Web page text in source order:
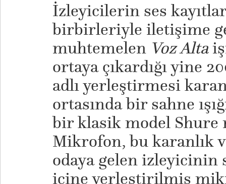
İzleyicilerin ses
birbirleriyle iletişime
muhtemelen Voz Alta
ortaya çıkardığı yine
adlı yerleştirmesi
ortasında bir sahne
bir klasik model
Mikrofon, bu karanlık
odaya gelen izleyicinin
içine yerleştirilmiş